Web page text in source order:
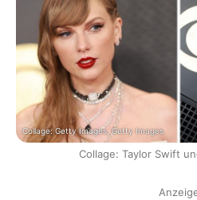
Collage: Getty Images, Getty Images
Collage: Taylor Swift